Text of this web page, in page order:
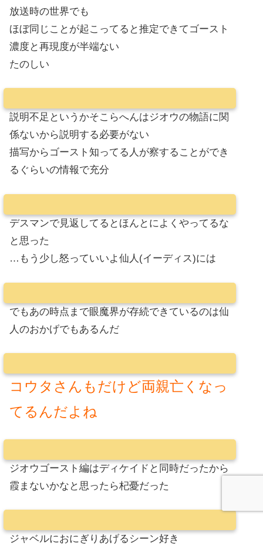
放送時の世界でも
ほぼ同じことが起こってると推定できてゴースト
濃度と再現度が半端ない
たのしい
説明不足というかそこらへんはジオウの物語に関
係ないから説明する必要がない
描写からゴースト知ってる人が察することができ
るぐらいの情報で充分
デスマンで見返してるとほんとによくやってるな
と思った
…もう少し怒っていいよ仙人(イーディス)には
でもあの時点まで眼魔界が存続できているのは仙
人のおかげでもあるんだ
コウタさんもだけど両親亡くなっ
てるんだよね
ジオウゴースト編はディケイドと同時だったから
霞まないかなと思ったら杞憂だった
ジャベルにおにぎりあげるシーン好き